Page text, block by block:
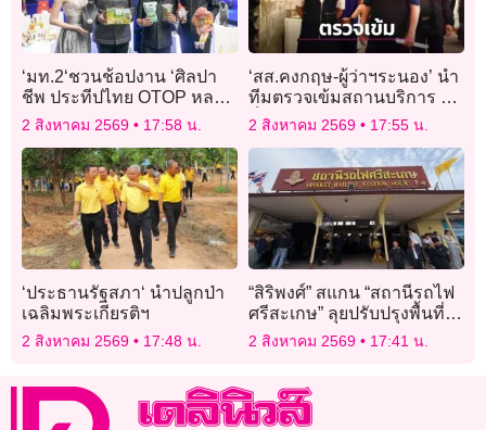
‘มท.2‘ชวนช้อปงาน ‘ศิลปา
ชีพ ประทีปไทย OTOP หลอม
ดวงใจด้วยพระบารมี‘ 8-16
กว่า 770 ล้าน
2 สิงหาคม 2569 17:58 น.
‘สส.คงกฤษ-ผู้ว่าฯระนอง’ นำ
ทีมตรวจเข้มสถานบริการ ขัน
น็อตระบบความปลอดภัยรับ
2 สิงหาคม 2569 17:55 น.
‘ประธานรัฐสภา‘ นำปลูกป่า
เฉลิมพระเกียรติฯ
2 สิงหาคม 2569 17:48 น.
“สิริพงศ์” สแกน “สถานีรถไฟ
ศรีสะเกษ” ลุยปรับปรุงพื้นที่-
ภูมิทัศน์ รองรับทางคู่ “ชุม
2 สิงหาคม 2569 17:41 น.